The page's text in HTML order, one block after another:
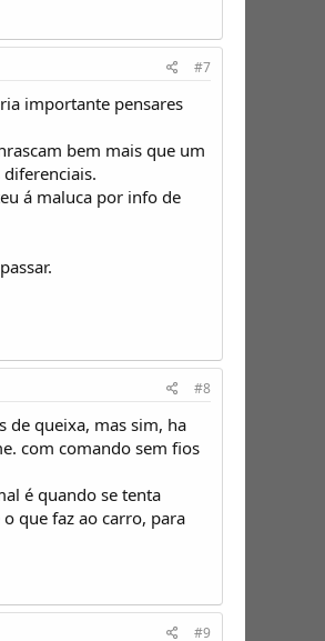
#7
importante pensares
bem mais que um
á maluca por info de
#8
de queixa, mas sim, ha
com comando sem fios
é quando se tenta
que faz ao carro, para
#9